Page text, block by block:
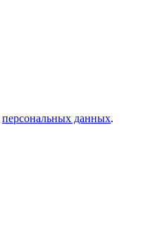
персональных данных.